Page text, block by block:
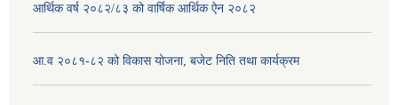
आर्थिक वर्ष २०८२/८३ को वार्षिक आर्थिक ऐन २०८२
आ.व २०८१-८२ को विकास योजना, बजेट निति तथा कार्यक्रम